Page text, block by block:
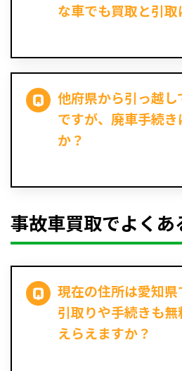
な車でも買取と引取
他府県から引っ越
ですが、廃車手続
か？
事故車買取でよくあ
現在の住所は愛知
引取りや手続きも
えらえますか？